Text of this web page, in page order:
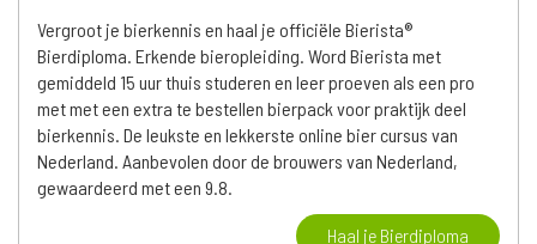
Vergroot je bierkennis en haal je officiële Bierista®
Bierdiploma. Erkende bieropleiding. Word Bierista met
gemiddeld 15 uur thuis studeren en leer proeven als een pro
met met een extra te bestellen bierpack voor praktijk deel
bierkennis. De leukste en lekkerste online bier cursus van
Nederland. Aanbevolen door de brouwers van Nederland,
gewaardeerd met een 9.8.
Haal je Bierdiploma